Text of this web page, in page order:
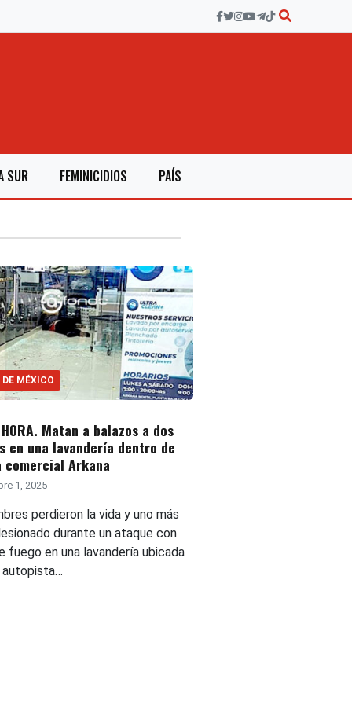
SUR FEMINICIDIOS PAÍS
DE MÉXICO
HORA. Matan a balazos a dos
en una lavandería dentro de
comercial Arkana
1, 2025
perdieron la vida y uno más
durante un ataque con
fuego en una lavandería ubicada
autopista…